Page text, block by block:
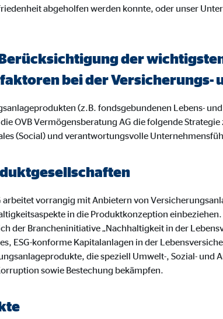
abgeholfen werden konnte, oder unser
der
bei der Versicherungs-
(z.B. fondsgebundenen Lebens-
OVB Vermögensberatung AG die folgende
(Social) und verantwortungsvolle
arbeitet vorrangig mit Anbietern von
in die Produktkonzeption
der Brancheninitiative „Nachhaltigkeit in der
ESG-konforme Kapitalanlagen in der
die speziell Umwelt-, Sozial- und
sowie Bestechung bekämpfen.
Google Ireland Ltd.
Ltd.
youtube
Google Ireland Ltd.
24 Monate
Solutions Inc.
LongTail Ad Solutions Inc.
24 Monate